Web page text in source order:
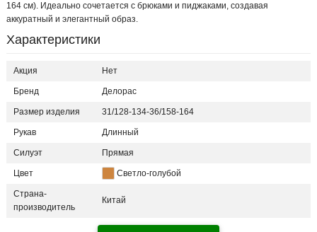
164 см). Идеально сочетается с брюками и пиджаками, создавая
аккуратный и элегантный образ.
Характеристики
Акция Нет
Бренд Делорас
Размер изделия 31/128-134-36/158-164
Рукав Длинный
Силуэт Прямая
Цвет Светло-голубой
Страна-
производитель
Китай